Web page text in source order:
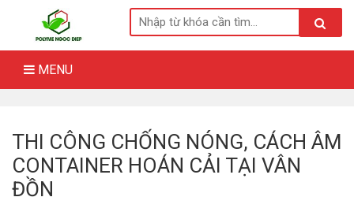
content
MENU
THI CÔNG CHỐNG NÓNG, CÁCH ÂM
CONTAINER HOÁN CẢI TẠI VÂN
ĐỒN